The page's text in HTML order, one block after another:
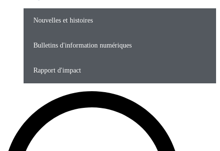
Nouvelles et histoires
Bulletins d'information numériques
Rapport d'impact